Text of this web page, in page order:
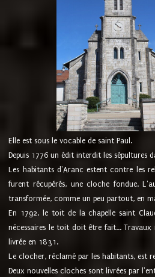
Elle est sous le vocable de saint Paul.
Depuis 1776 un édit interdit les sépultures
Les habitants d'Aranc estent contre les
furent récupérés, une cloche fondue.
transformée, comme un peu partout, en
En 1792, le toit de la chapelle saint
nécessaires le toit doit être fait... Travaux
livrée en 1831.
Le clocher, réclamé par les habitants, est
Deux nouvelles cloches sont livrées par